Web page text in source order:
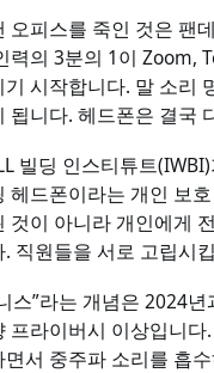
오피스를 죽인 것은 팬
력의 3분의 1이 Zoom,
기 시작합니다. 말 소리
됩니다. 헤드폰은 결국
빌딩 인스티튜트
헤드폰이라는 개인 보
것이 아니라 개인에게
. 직원들을 서로 고립시
스”라는 개념은 2024
프라이버시 이상입니
면서 중주파 소리를 흡